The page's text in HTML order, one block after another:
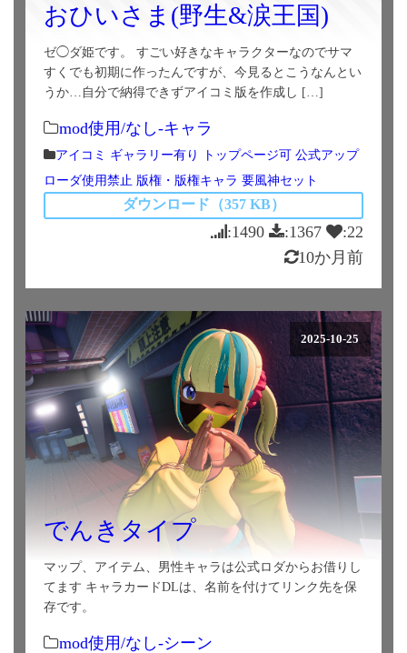
おひいさま(野生&涙王国)
ゼ◯ダ姫です。 すごい好きなキャラクターなのでサマ
すくでも初期に作ったんですが、今見るとこうなんとい
うか…自分で納得できずアイコミ版を作成し […]
mod使用/なし-キャラ
アイコミ ギャラリー有り トップページ可 公式アップ
ローダ使用禁止 版権・版権キャラ 要風神セット
ダウンロード（357 KB）
:1490 :1367
:22
10か月前
2025-10-25
でんきタイプ
マップ、アイテム、男性キャラは公式ロダからお借りし
てます キャラカードDLは、名前を付けてリンク先を保
存です。
mod使用/なし-シーン